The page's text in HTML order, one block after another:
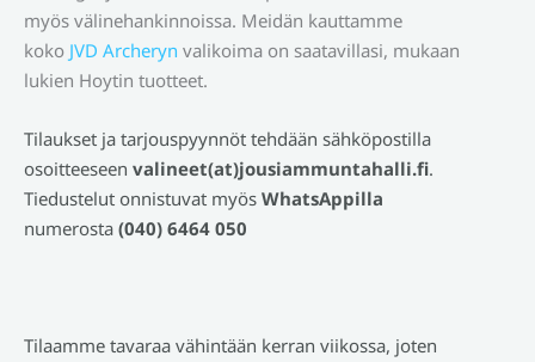
myös välinehankinnoissa. Meidän kauttamme
koko JVD Archeryn valikoima on saatavillasi, mukaan
lukien Hoytin tuotteet.
Tilaukset ja tarjouspyynnöt tehdään sähköpostilla
osoitteeseen valineet(at)jousiammuntahalli.fi.
Tiedustelut onnistuvat myös WhatsAppilla
numerosta (040) 6464 050
Tilaamme tavaraa vähintään kerran viikossa, joten